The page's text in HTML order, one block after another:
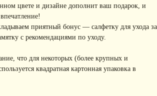
цвете и дизайне дополнит ваш подарок, и
приятный бонус — салфетку для ухода за
с рекомендациями по уходу.
что для некоторых (более крупных и
квадратная картонная упаковка в